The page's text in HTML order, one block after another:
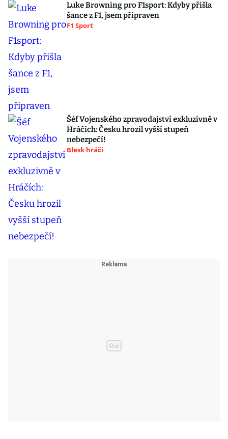
Luke Browning pro F1sport: Kdyby přišla
šance z F1, jsem připraven
F1 Sport
Šéf Vojenského zpravodajství exkluzivně v
Hráčích: Česku hrozil vyšší stupeň
nebezpečí!
Blesk hráči